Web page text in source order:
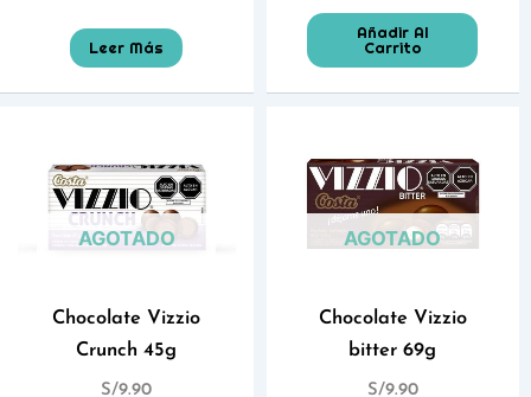
Leer Más
Añadir Al
Carrito
AGOTADO
Chocolate Vizzio
Crunch 45g
S/9.90
AGOTADO
Chocolate Vizzio
bitter 69g
S/9.90